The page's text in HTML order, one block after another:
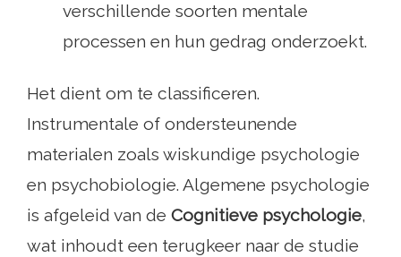
verschillende soorten mentale
processen en hun gedrag onderzoekt.
Het dient om te classificeren.
Instrumentale of ondersteunende
materialen zoals wiskundige psychologie
en psychobiologie. Algemene psychologie
is afgeleid van de Cognitieve psychologie,
wat inhoudt een terugkeer naar de studie